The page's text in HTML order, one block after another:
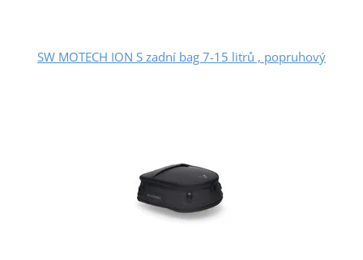
SW MOTECH ION S zadní bag 7-15 litrů , popruhový